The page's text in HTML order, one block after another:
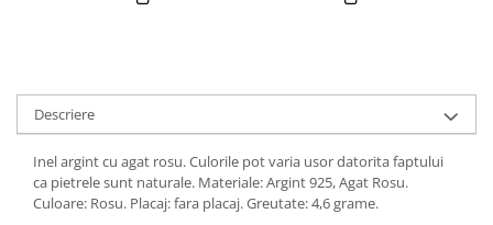
Descriere
Inel argint cu agat rosu. Culorile pot varia usor datorita faptului
ca pietrele sunt naturale. Materiale: Argint 925, Agat Rosu.
Culoare: Rosu. Placaj: fara placaj. Greutate: 4,6 grame.